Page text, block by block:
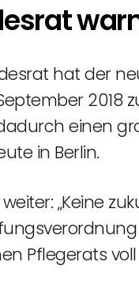
hat der
2018
einen
in Berlin.
„Keine
Pflegerats